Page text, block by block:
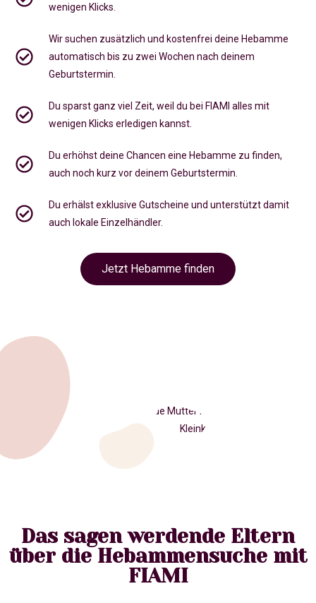
wenigen Klicks.
Wir suchen zusätzlich und kostenfrei deine Hebamme
automatisch bis zu zwei Wochen nach deinem
Geburtstermin.
Du sparst ganz viel Zeit, weil du bei FIAMI alles mit
wenigen Klicks erledigen kannst.
Du erhöhst deine Chancen eine Hebamme zu finden,
auch noch kurz vor deinem Geburtstermin
Du erhälst exklusive Gutscheine und unterstützt damit
auch lokale Einzelhändler.
Jetzt Hebamme finden
Das sagen werdende Eltern
über die Hebammensuche mit
FIAMI